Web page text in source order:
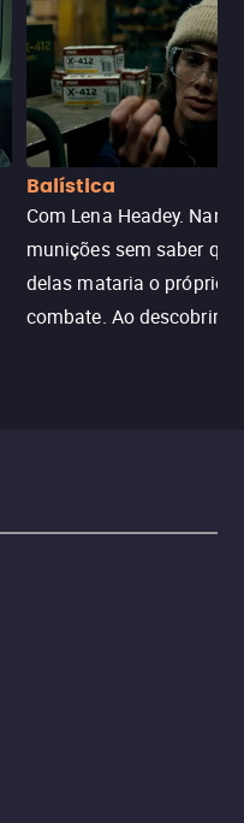
Balística
Com Lena Headey.
munições sem saber
delas mataria o próprio
combate. Ao descobrir a